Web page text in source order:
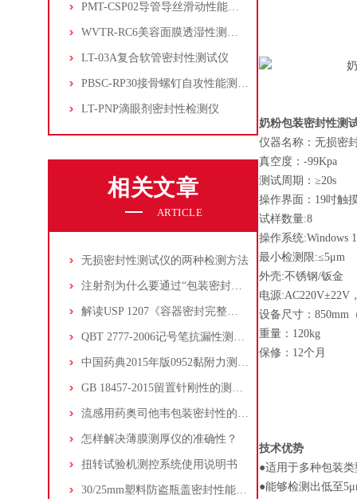
PMT-CSP02导管导丝滑动性能测试仪
WVTR-RC6美容面膜透湿性测试仪
LT-03A复合软管密封性测试仪
PBSC-RP30接骨螺钉自攻性能测试‌仪
LT-PNP滴眼剂密封性检测仪
相关文章
ARTICLE
无损密封性测试仪的两种检测方法
注射剂为什么要通过“包装密封性”一致性评价?
解读USP 1207《容器密封完整性测试》
QBT 2777-2006记号笔抗漏性测试方法
中国药典2015年版0952黏附力测定法第二法持粘力的测定
GB 18457-2015留置针刚性的测试方法
流感用药奥司他韦包装密封性的测试方法
怎样解决薄膜测厚仪的准确性？
扭转试验机测控系统使用说明书
30/25mm塑料防盗瓶盖密封性能测试
奶粉包装密封性测
仪器名称：无损密
真空度：-99Kpa
测试周期：≥20s
操作界面：19吋触
试样数量:8
操作系统:Windows
最小检测限:≤5μm
外壳:不锈钢/钣金
电源:AC220V±22V
设备尺寸：850mm
重量：120kg
保修：12个月
技术优势
●适用于多种包装
●能够检测出低至